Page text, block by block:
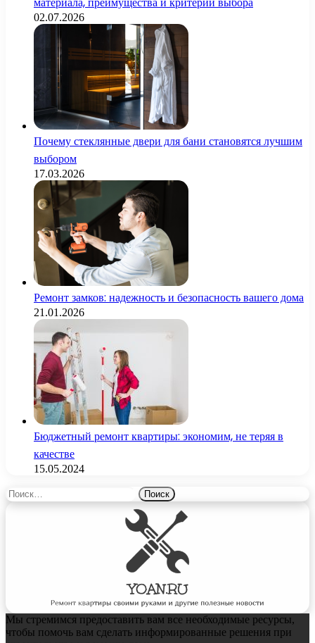
02.07.2026
Почему стеклянные двери для бани становятся лучшим
выбором
17.03.2026
Ремонт замков: надежность и безопасность вашего дома
21.01.2026
Бюджетный ремонт квартиры: экономим, не теряя в
качестве
15.05.2024
Найти:
Мы стремимся предоставить вам все необходимые ресурсы,
чтобы помочь вам сделать информированные решения при